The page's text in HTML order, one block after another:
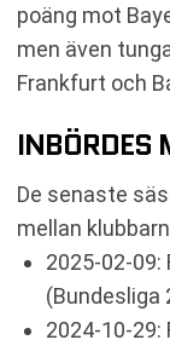
poäng mot
men även
Frankfurt och
INBÖRDES
De senaste
mellan
2025-02-09:
(Bundesliga
2024-10-29: